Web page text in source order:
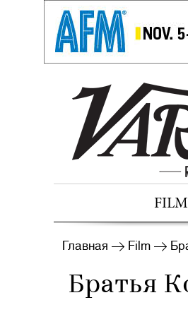
FILM
Главная Film
Братья